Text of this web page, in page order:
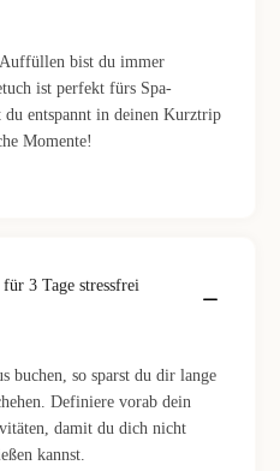
bist du immer
ist perfekt fürs Spa-
entspannt in deinen Kurztrip
Momente!
3 Tage stressfrei
buchen, so sparst du dir lange
Definiere vorab dein
damit du dich nicht
kannst.